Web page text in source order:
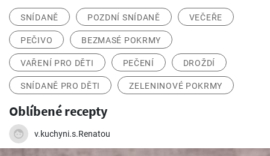
SNÍDANĚ POZDNÍ SNÍDANĚ VEČEŘE
PEČIVO BEZMASÉ POKRMY
VAŘENÍ PRO DĚTI PEČENÍ DROŽDÍ
SNÍDANĚ PRO DĚTI ZELENINOVÉ POKRMY
Oblíbené recepty
v.kuchyni.s.Renatou